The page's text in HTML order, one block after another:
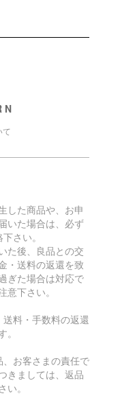
て
した商品や、お申
いた場合は、必ず
さい。
た後、良品との交
・送料の返還を致
ぎた場合は対応で
意下さい。
料・手数料の返還
お客さまの責任で
きましては、返品
。